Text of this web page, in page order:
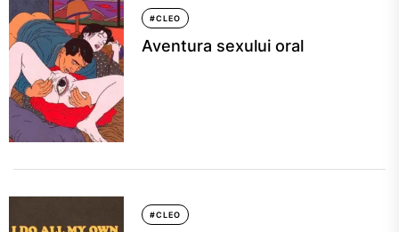
#CLEO
Aventura sexului oral
#CLEO